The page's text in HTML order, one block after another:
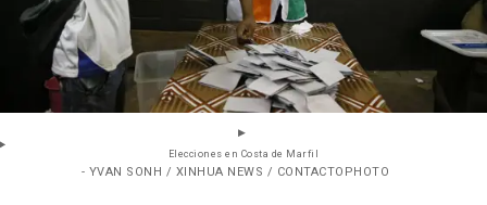
Elecciones en Costa de Marfil
- YVAN SONH / XINHUA NEWS / CONTACTOPHOTO